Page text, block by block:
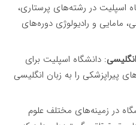
اسپلیت در رشته‌های پرستاری،
مامایی و رادیولوژی دوره‌های
: دانشگاه اسپلیت برای
پیراپزشکی را به زبان انگلیسی
در زمینه‌های مختلف علوم